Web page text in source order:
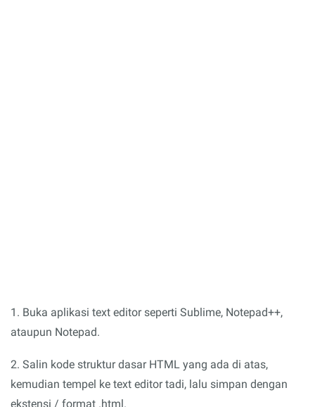
1. Buka aplikasi text editor seperti Sublime, Notepad++,
ataupun Notepad.
2. Salin kode struktur dasar HTML yang ada di atas,
kemudian tempel ke text editor tadi, lalu simpan dengan
ekstensi / format .html.